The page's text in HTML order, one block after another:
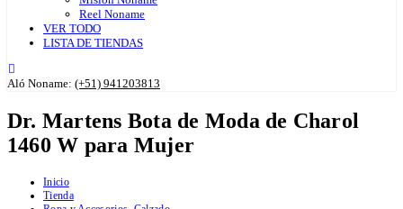
Reel Noname
VER TODO
LISTA DE TIENDAS
Aló Noname: (+51) 941203813
Dr. Martens Bota de Moda de Charol
1460 W para Mujer
Inicio
Tienda